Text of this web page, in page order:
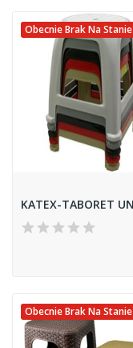
Obecnie Brak Na Stanie
Obecnie Brak Na Stanie